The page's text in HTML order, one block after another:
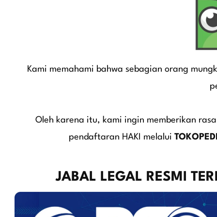
Kami memahami bahwa sebagian orang
Oleh karena itu, kami ingin memberikan
pendaftaran HAKI melalui
JABAL LEGAL RESMI